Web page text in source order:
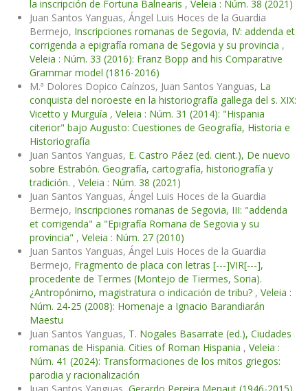
la inscripción de Fortuna Balnearis , Veleia : Núm. 38 (2021)
Juan Santos Yanguas, Ángel Luis Hoces de la Guardia
Bermejo, Inscripciones romanas de Segovia, IV: addenda et
corrigenda a epigrafía romana de Segovia y su provincia ,
Veleia : Núm. 33 (2016): Franz Bopp and his Comparative
Grammar model (1816-2016)
M.ª Dolores Dopico Caínzos, Juan Santos Yanguas, La
conquista del noroeste en la historiografía gallega del s. XIX:
Vicetto y Murguía , Veleia : Núm. 31 (2014): "Hispania
citerior" bajo Augusto: Cuestiones de Geografía, Historia e
Historiografía
Juan Santos Yanguas, E. Castro Páez (ed. cient.), De nuevo
sobre Estrabón. Geografía, cartografía, historiografía y
tradición. , Veleia : Núm. 38 (2021)
Juan Santos Yanguas, Ángel Luis Hoces de la Guardia
Bermejo, Inscripciones romanas de Segovia, III: "addenda
et corrigenda" a "Epigrafía Romana de Segovia y su
provincia" , Veleia : Núm. 27 (2010)
Juan Santos Yanguas, Ángel Luis Hoces de la Guardia
Bermejo, Fragmento de placa con letras [---]VIR[---],
procedente de Termes (Montejo de Tiermes, Soria).
¿Antropónimo, magistratura o indicación de tribu? , Veleia :
Núm. 24-25 (2008): Homenaje a Ignacio Barandiarán
Maestu
Juan Santos Yanguas, T. Nogales Basarrate (ed.), Ciudades
romanas de Hispania. Cities of Roman Hispania , Veleia :
Núm. 41 (2024): Transformaciones de los mitos griegos:
parodia y racionalización